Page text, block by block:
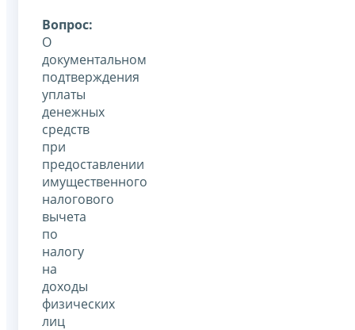
Вопрос:
О
документальном
подтверждения
уплаты
денежных
средств
при
предоставлении
имущественного
налогового
вычета
по
налогу
на
доходы
физических
лиц